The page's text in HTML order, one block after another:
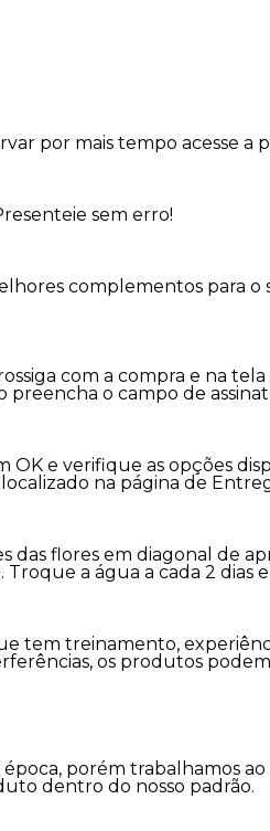
por mais tempo acesse a
sem erro!
complementos para
com a compra e na
preencha o campo de
e verifique as opções
na página de
flores em diagonal de
a água a cada 2 dias
tem treinamento,
os produtos
porém trabalhamos
dentro do nosso padrão.